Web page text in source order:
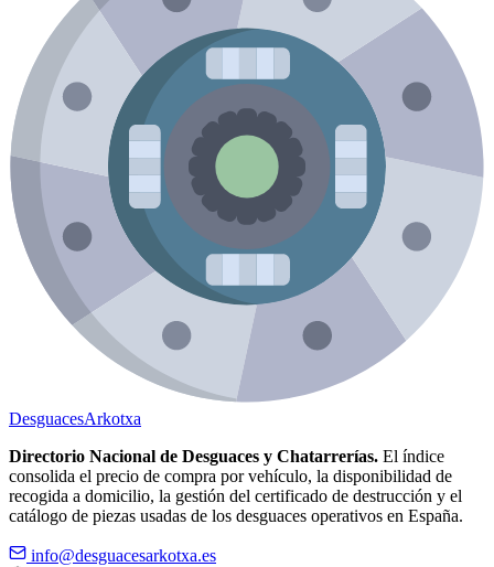
DesguacesArkotxa
Directorio Nacional de Desguaces y Chatarrerías. El índice
consolida el precio de compra por vehículo, la disponibilidad de
recogida a domicilio, la gestión del certificado de destrucción y el
catálogo de piezas usadas de los desguaces operativos en España.
info@desguacesarkotxa.es